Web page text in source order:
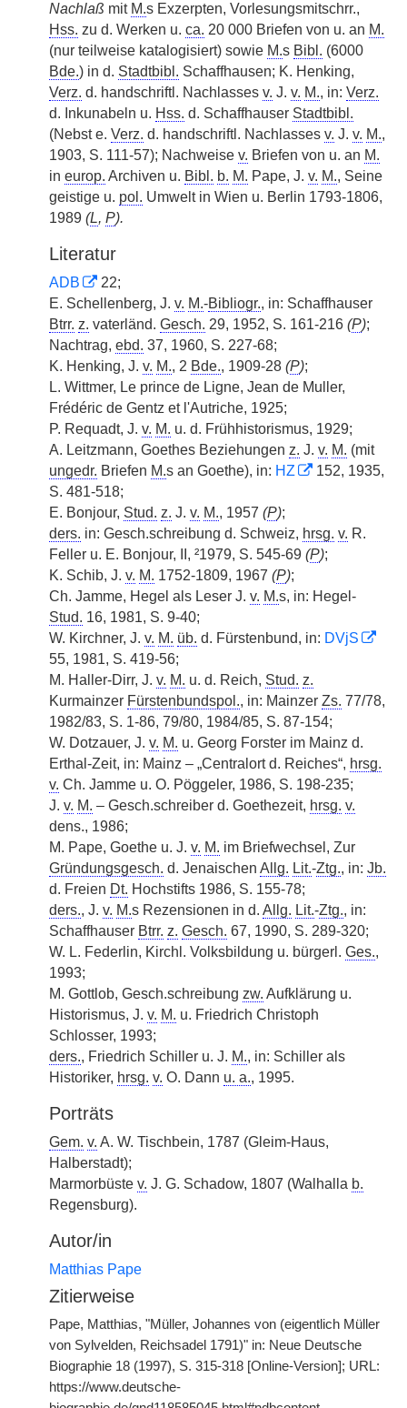
Nachlaß mit M.s Exzerpten, Vorlesungsmitschrr.,
Hss. zu d. Werken u. ca. 20 000 Briefen von u. an M.
(nur teilweise katalogisiert) sowie M.s Bibl. (6000
Bde.) in d. Stadtbibl. Schaffhausen; K. Henking,
Verz. d. handschriftl. Nachlasses v. J. v. M., in: Verz.
d. Inkunabeln u. Hss. d. Schaffhauser Stadtbibl.
(Nebst e. Verz. d. handschriftl. Nachlasses v. J. v. M.,
1903, S. 111-57); Nachweise v. Briefen von u. an M.
in europ. Archiven u. Bibl. b. M. Pape, J. v. M., Seine
geistige u. pol. Umwelt in Wien u. Berlin 1793-1806,
1989 (L, P).
Literatur
ADB
22;
E. Schellenberg, J. v. M.-Bibliogr., in: Schaffhauser
Btrr. z. vaterländ. Gesch. 29, 1952, S. 161-216 (P);
Nachtrag, ebd. 37, 1960, S. 227-68;
K. Henking, J. v. M., 2 Bde., 1909-28 (P);
L. Wittmer, Le prince de Ligne, Jean de Muller,
Frédéric de Gentz et l'Autriche, 1925;
P. Requadt, J. v. M. u. d. Frühhistorismus, 1929;
A. Leitzmann, Goethes Beziehungen z. J. v. M. (mit
ungedr. Briefen M.s an Goethe), in: HZ
152, 1935,
S. 481-518;
E. Bonjour, Stud. z. J. v. M., 1957 (P);
ders. in: Gesch.schreibung d. Schweiz, hrsg. v. R.
Feller u. E. Bonjour, II, ²1979, S. 545-69 (P);
K. Schib, J. v. M. 1752-1809, 1967 (P);
Ch. Jamme, Hegel als Leser J. v. M.s, in: Hegel-
Stud. 16, 1981, S. 9-40;
W. Kirchner, J. v. M. üb. d. Fürstenbund, in: DVjS
55, 1981, S. 419-56;
M. Haller-Dirr, J. v. M. u. d. Reich, Stud. z.
Kurmainzer Fürstenbundspol., in: Mainzer Zs. 77/78,
1982/83, S. 1-86, 79/80, 1984/85, S. 87-154;
W. Dotzauer, J. v. M. u. Georg Forster im Mainz d.
Erthal-Zeit, in: Mainz – „Centralort d. Reiches“, hrsg.
v. Ch. Jamme u. O. Pöggeler, 1986, S. 198-235;
J. v. M. – Gesch.schreiber d. Goethezeit, hrsg. v.
dens., 1986;
M. Pape, Goethe u. J. v. M. im Briefwechsel, Zur
Gründungsgesch. d. Jenaischen Allg. Lit.-Ztg., in: Jb.
d. Freien Dt. Hochstifts 1986, S. 155-78;
ders., J. v. M.s Rezensionen in d. Allg. Lit.-Ztg., in:
Schaffhauser Btrr. z. Gesch. 67, 1990, S. 289-320;
W. L. Federlin, Kirchl. Volksbildung u. bürgerl. Ges.,
1993;
M. Gottlob, Gesch.schreibung zw. Aufklärung u.
Historismus, J. v. M. u. Friedrich Christoph
Schlosser, 1993;
ders., Friedrich Schiller u. J. M., in: Schiller als
Historiker, hrsg. v. O. Dann u. a., 1995.
Porträts
Gem. v. A. W. Tischbein, 1787 (Gleim-Haus,
Halberstadt);
Marmorbüste v. J. G. Schadow, 1807 (Walhalla b.
Regensburg).
Autor/in
Matthias Pape
Zitierweise
Pape, Matthias, "Müller, Johannes von (eigentlich Müller
von Sylvelden, Reichsadel 1791)" in: Neue Deutsche
Biographie 18 (1997), S. 315-318 [Online-Version]; URL:
https://www.deutsche-